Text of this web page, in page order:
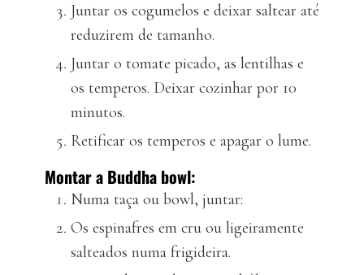
Juntar os cogumelos e deixar saltear até
reduzirem de tamanho.
Juntar o tomate picado, as lentilhas e
os temperos. Deixar cozinhar por 10
minutos.
Retificar os temperos e apagar o lume.
Montar a Buddha bowl:
Numa taça ou bowl, juntar:
Os espinafres em cru ou ligeiramente
salteados numa frigideira.